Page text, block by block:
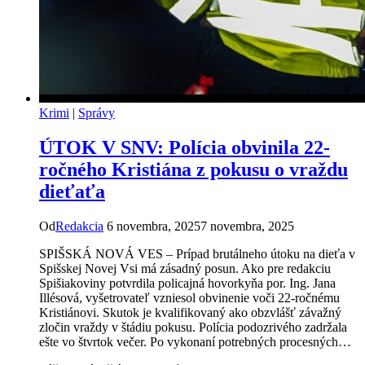
Krimi | Správy
ÚTOK V SNV: Polícia obvinila 22-
ročného Kristiána z pokusu o vraždu
dieťaťa
OdRedakcia 6 novembra, 20257 novembra, 2025
SPIŠSKÁ NOVÁ VES – Prípad brutálneho útoku na dieťa v
Spišskej Novej Vsi má zásadný posun. Ako pre redakciu
Spišiakoviny potvrdila policajná hovorkyňa por. Ing. Jana
Illésová, vyšetrovateľ vzniesol obvinenie voči 22-ročnému
Kristiánovi. Skutok je kvalifikovaný ako obzvlášť závažný
zločin vraždy v štádiu pokusu. Polícia podozrivého zadržala
ešte vo štvrtok večer. Po vykonaní potrebných procesných…